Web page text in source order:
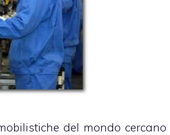
del mondo